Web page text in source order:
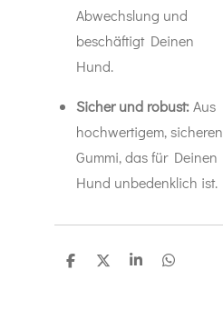
Abwechslung und
beschäftigt Deinen
Hund.
Sicher und robust:Aus
hochwertigem, sicheren
Gummi, das für Deinen
Hund unbedenklich ist.
T
T
T
T